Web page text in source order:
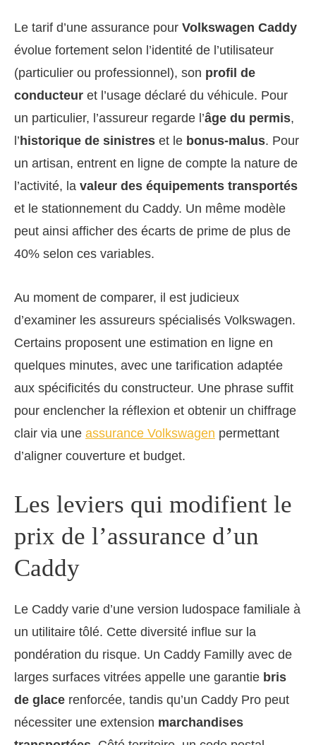
Le tarif d’une assurance pour Volkswagen Caddy
évolue fortement selon l’identité de l’utilisateur
(particulier ou professionnel), son profil de
conducteur et l’usage déclaré du véhicule. Pour
un particulier, l’assureur regarde l’âge du permis,
l’ historique de sinistres et le bonus-malus. Pour
un artisan, entrent en ligne de compte la nature de
l’activité, la valeur des équipements transportés
et le stationnement du Caddy. Un même modèle
peut ainsi afficher des écarts de prime de plus de
40% selon ces variables.
Au moment de comparer, il est judicieux
d’examiner les assureurs spécialisés Volkswagen.
Certains proposent une estimation en ligne en
quelques minutes, avec une tarification adaptée
aux spécificités du constructeur. Une phrase suffit
pour enclencher la réflexion et obtenir un chiffrage
clair via une assurance Volkswagen permettant
d’aligner couverture et budget.
Les leviers qui modifient le
prix de l’assurance d’un
Caddy
Le Caddy varie d’une version ludospace familiale à
un utilitaire tôlé. Cette diversité influe sur la
pondération du risque. Un Caddy Familly avec de
larges surfaces vitrées appelle une garantie bris
de glace renforcée, tandis qu’un Caddy Pro peut
nécessiter une extension marchandises